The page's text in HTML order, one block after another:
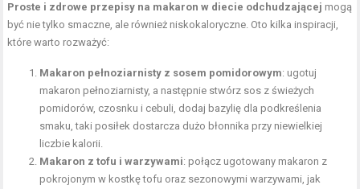
Proste i zdrowe przepisy na makaron w diecie odchudzającej mogą
być nie tylko smaczne, ale również niskokaloryczne. Oto kilka inspiracji,
które warto rozważyć:
Makaron pełnoziarnisty z sosem pomidorowym: ugotuj
makaron pełnoziarnisty, a następnie stwórz sos z świeżych
pomidorów, czosnku i cebuli, dodaj bazylię dla podkreślenia
smaku, taki posiłek dostarcza dużo błonnika przy niewielkiej
liczbie kalorii.
Makaron z tofu i warzywami: połącz ugotowany makaron z
pokrojonym w kostkę tofu oraz sezonowymi warzywami, jak